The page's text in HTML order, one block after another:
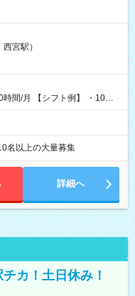
後はコンビニATMから 日払
宮駅）
】 ・10：
名以上の大量募集
詳細へ
カ！土日休み！